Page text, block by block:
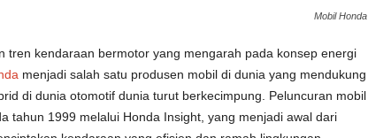
Mobil Honda
tren kendaraan bermotor yang mengarah pada konsep energi
menjadi salah satu produsen mobil di dunia yang mendukung
di dunia otomotif dunia turut berkecimpung. Peluncuran mobil
tahun 1999 melalui Honda Insight, yang menjadi awal dari